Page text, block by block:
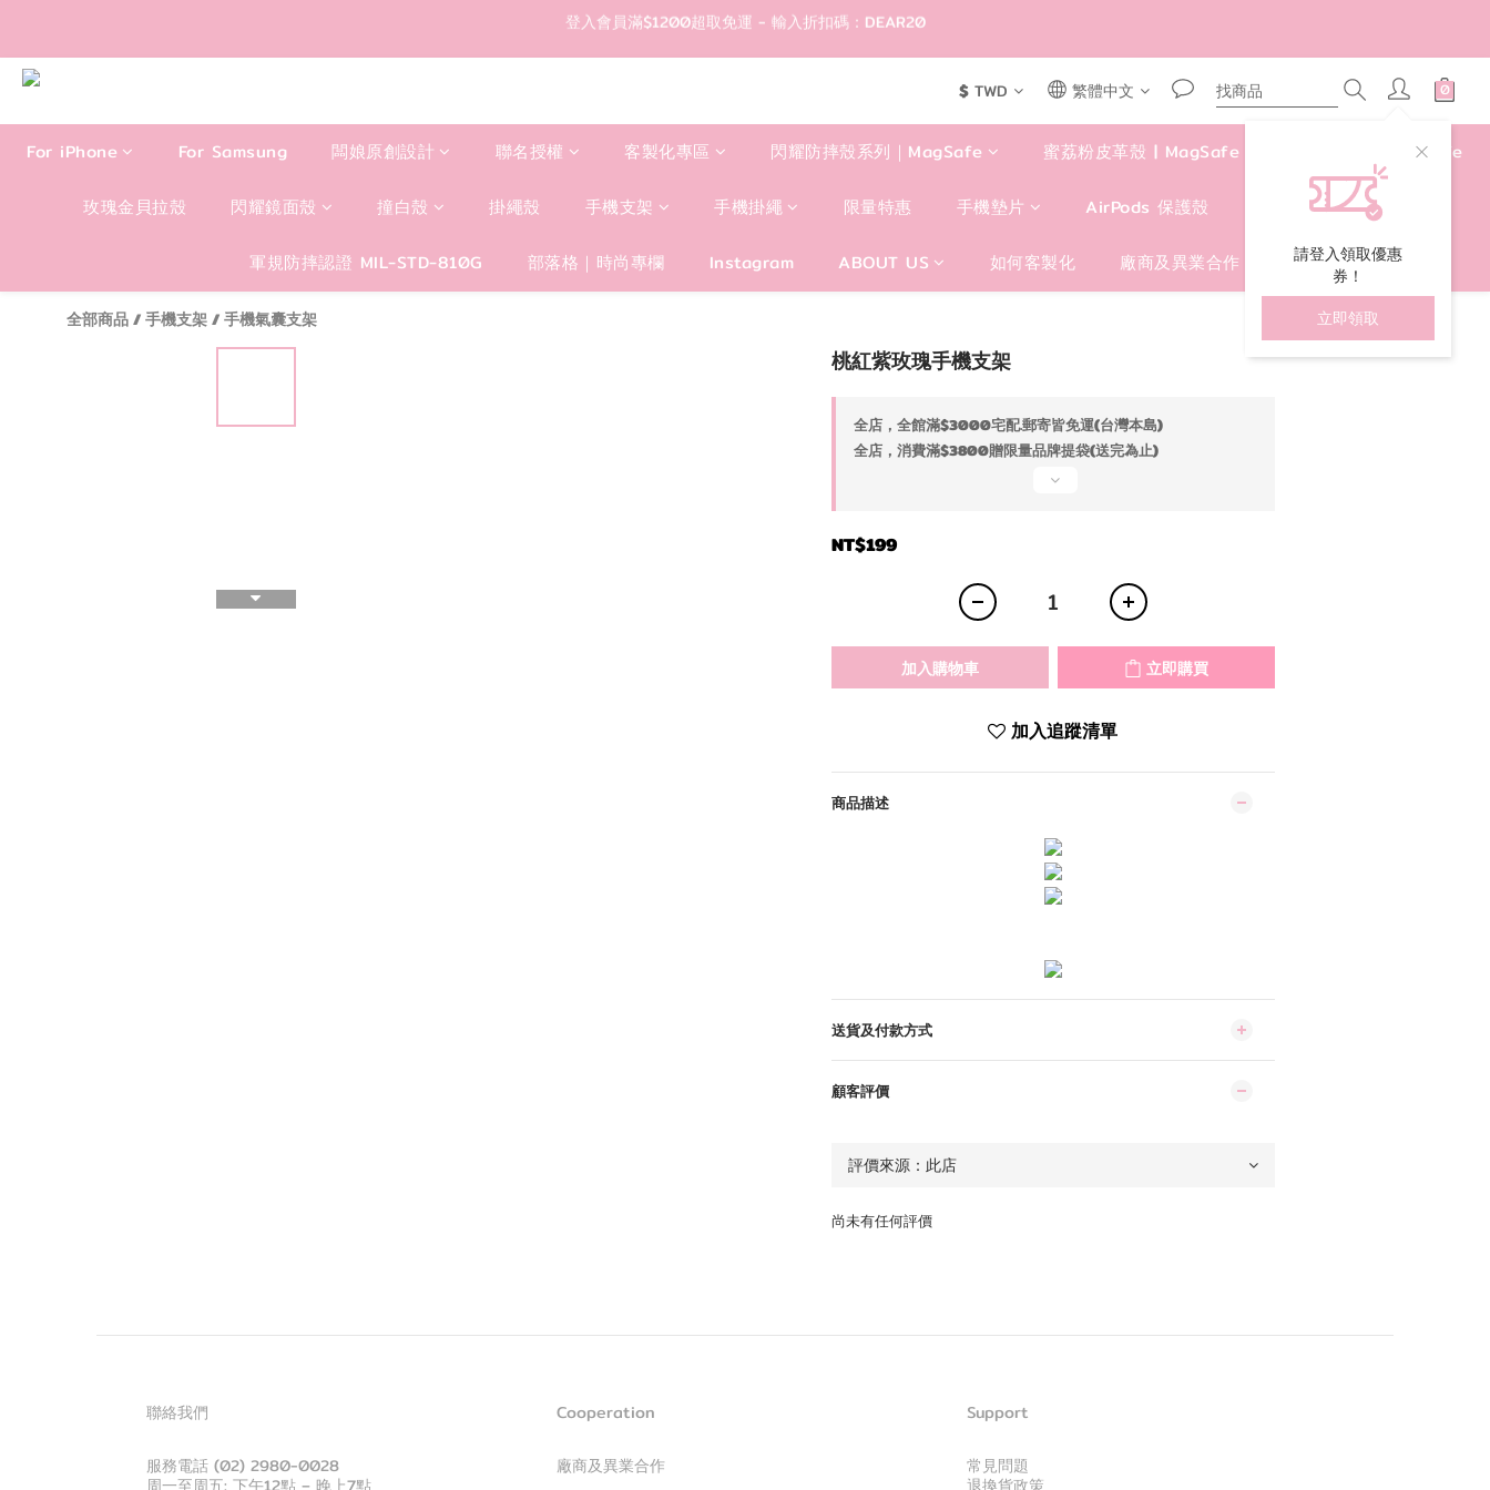
登入會員滿$1200超取免運 - 輸入折扣碼：DEAR20
滿1299現折50🎉隨便買都折🛒
2
1
0
4
3
2
:
2
1
0
8
7
6
3
2
0
:
2
1
0
4
3
2
:
6
5
4
1
0
4
3
0
輸入折扣碼：DEAR50
歡迎首購!滿1000全館95折! 新客領卷去~
$ TWD 繁體中文
請登入領取優惠
券！
立即領取
For iPhone For Samsung 闆娘原創設計 聯名授權 客製化專區 閃耀防摔殼系列｜MagSafe 蜜荔粉皮革殼 | MagSafe 四角好掛殼 | MagSafe
玫瑰金貝拉殼 閃耀鏡面殼 撞白殼 掛繩殼 手機支架 手機掛繩 限量特惠 手機墊片 AirPods 保護殼 包包/手提袋/卡套
軍規防摔認證 MIL-STD-810G 部落格｜時尚專欄 Instagram ABOUT US 如何客製化 廠商及異業合作
全部商品/手機支架/手機氣囊支架
桃紅紫玫瑰手機支架
全店，全館滿$3000宅配.郵寄皆免運(台灣本島)
全店，消費滿$3800贈限量品牌提袋(送完為止)
NT$199
加入購物車 立即購買
加入追蹤清單
商品描述
送貨及付款方式
顧客評價
尚未有任何評價
立即購買
聯絡我們
服務電話 (02) 2980-0028
Cooperation
廠商及異業合作
Support
常見問題